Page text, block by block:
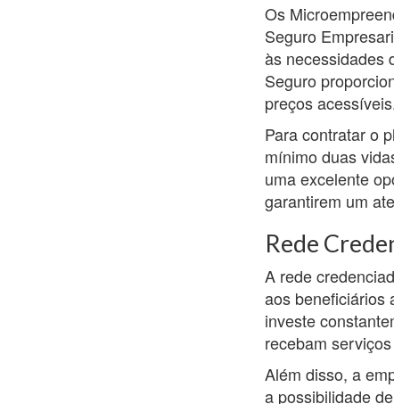
Os
Seguro
às necessidades
Seguro
preços
Para contratar o
mínimo duas
uma excelente
garantirem um
Rede
A rede
aos beneficiários
investe
recebam
Além disso, a
a possibilidade